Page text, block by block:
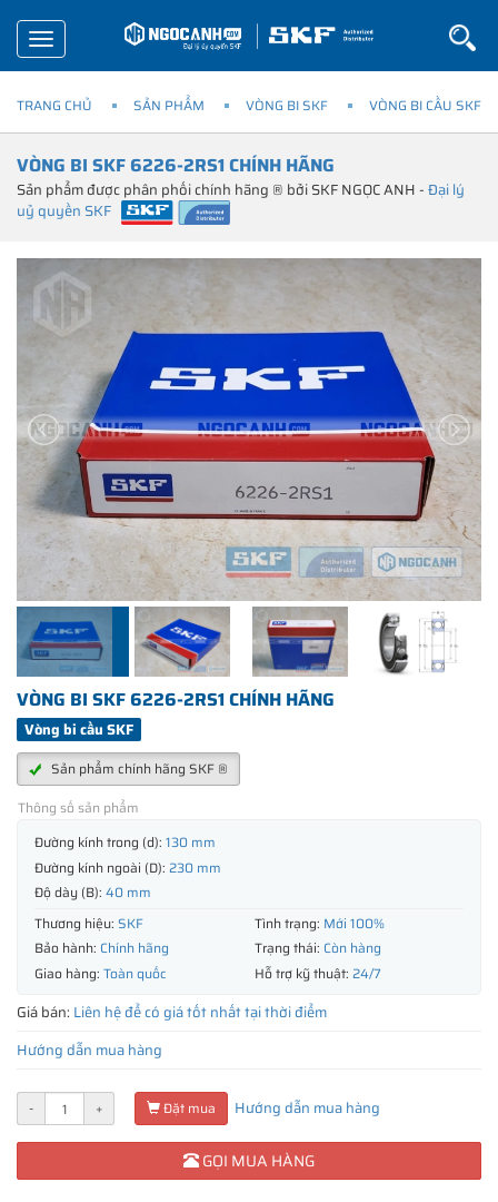
Toggle
navigation
TRANG CHỦ SẢN PHẨM VÒNG BI SKF VÒNG BI CẦU SKF
VÒNG BI SKF 6226-2RS1 CHÍNH HÃNG
Sản phẩm được phân phối chính hãng ® bởi SKF NGỌC ANH -Đại lý
uỷ quyền SKF
VÒNG BI SKF 6226-2RS1 CHÍNH HÃNG
Vòng bi cầu SKF
Sản phẩm chính hãng SKF ®
Thông số sản phẩm
Đường kính trong (d): 130 mm
Đường kính ngoài (D): 230 mm
Độ dày (B): 40 mm
Thương hiệu: SKF Tình trạng: Mới 100%
Bảo hành: Chính hãng Trạng thái: Còn hàng
Giao hàng: Toàn quốc Hỗ trợ kỹ thuật: 24/7
Giá bán: Liên hệ để có giá tốt nhất tại thời điểm
Hướng dẫn mua hàng
- + Đặt mua Hướng dẫn mua hàng
GỌI MUA HÀNG